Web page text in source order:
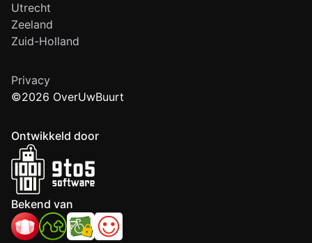
Utrecht
Zeeland
Zuid-Holland
Privacy
©2026 OverUwBuurt
Ontwikkeld door
Bekend van